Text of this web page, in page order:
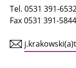
Tel. 0531 391-
Fax 0531 391-5844